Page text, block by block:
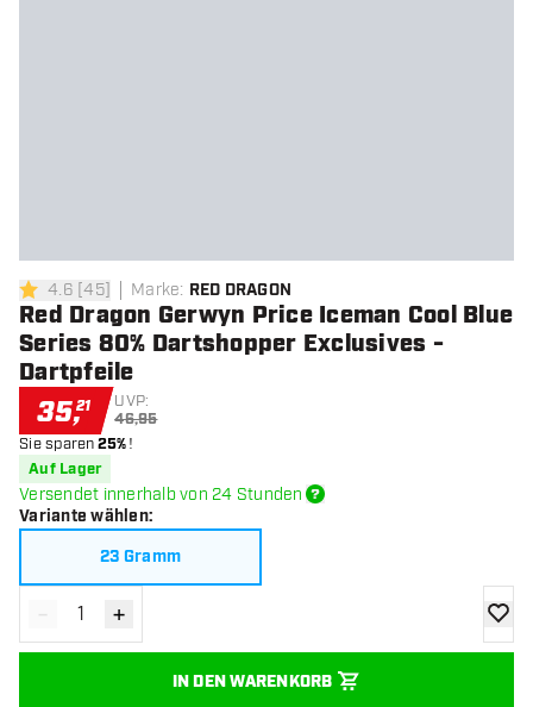
4.6 Bewertungssterne
4.6 [45] Marke: RED DRAGON
Red Dragon Gerwyn Price Iceman Cool Blue
Series 80% Dartshopper Exclusives -
Dartpfeile
35,21 UVP:
46,95
Sie sparen25%!
Auf Lager
Versendet innerhalb von 24 Stunden
Variante wählen:
23 Gramm
Menge verringern
- Menge erhöhen
+
IN DEN WARENKORB
Zur